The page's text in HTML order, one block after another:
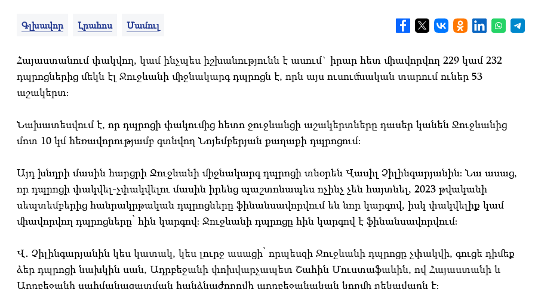
Գլխավոր Լրահոս Մամուլ
Հայաստանում փակվող, կամ ինչպես իշխանությունն է ասում` իրար հետ միավորվող 229 կամ 232
դպրոցներից մեկն էլ Ջուջևանի միջնակարգ դպրոցն է, որն այս ուսումնական տարում ուներ 53
աշակերտ։
Նախատեսվում է, որ դպրոցի փակումից հետո ջուջևանցի աշակերտները դասեր կանեն Ջուջևանից
մոտ 10 կմ հեռավորությամբ գտնվող Նոյեմբերյան քաղաքի դպրոցում։
Այդ խնդրի մասին հարցրի Ջուջևանի միջնակարգ դպրոցի տնօրեն Վասիլ Չիլինգարյանին։ Նա ասաց,
որ դպրոցի փակվել-չփակվելու մասին իրենց պաշտոնապես ոչինչ չեն հայտնել, 2023 թվականի
սեպտեմբերից հանրակրթական դպրոցները ֆինանսավորվում են նոր կարգով, իսկ փակվելիք կամ
միավորվող դպրոցները՝ հին կարգով։ Ջուջևանի դպրոցը հին կարգով է ֆինանսավորվում։
Վ․ Չիլինգարյանին կես կատակ, կես լուրջ ասացի՝ որպեսզի Ջուջևանի դպրոցը չփակվի, գուցե դիմեք
ձեր դպրոցի նախկին սան, Ադրբեջանի փոխվարչապետ Շահին Մուստաֆաևին, ով Հայաստանի և
Ադրբեջանի սահմանազատման հանձնաժողովի ադրբեջանական կողմի ղեկավարն է։